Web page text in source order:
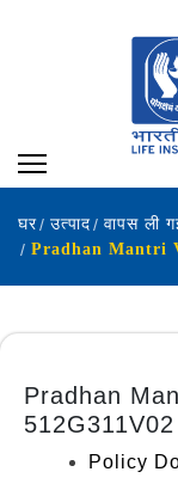
घर उत्पाद
वापस ली
Pradhan
512G311V02
Policy